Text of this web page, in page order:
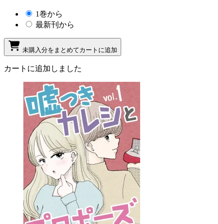
1巻から
最新刊から
未購入分をまとめてカートに追加
カートに追加しました